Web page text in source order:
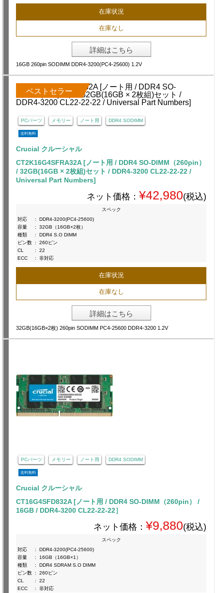
在庫状況
在庫なし
詳細はこちら
16GB 260pin SODIMM DDR4-3200(PC4-25600) 1.2V
ベストセラー
PCパーツ メモリー ノート用 DDR4 SODIMM
送料無料
Crucial クルーシャル
CT2K16G4SFRA32A [ノート用 / DDR4 SO-DIMM（260pin）
/ 32GB(16GB × 2枚組)セット / DDR4-3200 CL22-22-22 /
Universal Part Numbers]
ネット価格： ¥42,980(税込)
スペック
対応
:
DDR4-3200(PC4-25600)
容量
:
32GB（16GB×2枚）
種類
:
DDR4 S.O DIMM
ピン数 :
260ピン
CL
:
22
ECC
: 非対応
在庫状況
在庫なし
詳細はこちら
32GB(16GB×2枚) 260pin SODIMM PC4-25600 DDR4-3200 1.2V
PCパーツ メモリー ノート用 DDR4 SODIMM
送料無料
Crucial クルーシャル
CT16G4SFD832A [ノート用 / DDR4 SO-DIMM（260pin） /
16GB / DDR4-3200 CL22-22-22］
ネット価格： ¥9,880(税込)
スペック
対応
:
DDR4-3200(PC4-25600)
容量
:
16GB（16GB×1）
種類
:
DDR4 SDRAM S.O DIMM
ピン数 :
260ピン
CL
:
22
ECC
: 非対応